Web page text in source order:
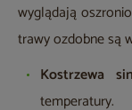
wyglądają
trawy ozdobne są
Kostrzewa
temperatury.